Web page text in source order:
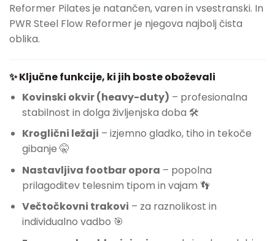
Reformer Pilates je natančen, varen in vsestranski. In
PWR Steel Flow Reformer je njegova najbolj čista
oblika.
✨ Ključne funkcije, ki jih boste oboževali
Kovinski okvir (heavy-duty) – profesionalna
stabilnost in dolga življenjska doba 🛠️
Kroglični ležaji – izjemno gladko, tiho in tekoče
gibanje 🤫
Nastavljiva footbar opora – popolna
prilagoditev telesnim tipom in vajam 👣
Večtočkovni trakovi – za raznolikost in
individualno vadbo 🎯